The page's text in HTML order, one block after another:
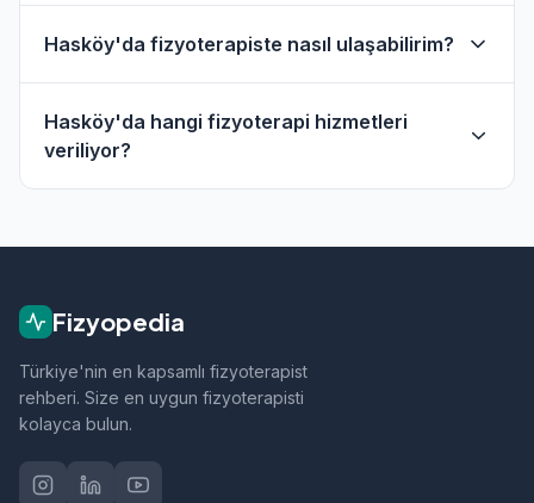
hizmeti sunan fizyoterapistler bulunmaktadır.
Evde hizmet filtresini kullanarak bu
fizyoterapistleri bulabilirsiniz.
Hasköy'da fizyoterapiste nasıl ulaşabilirim?
telefon veya WhatsApp ile doğrudan iletişime
geçebilirsiniz.
Hasköy'da hangi fizyoterapi hizmetleri
veriliyor?
Fizyopedia
Türkiye'nin en kapsamlı fizyoterapist
rehberi. Size en uygun fizyoterapisti
kolayca bulun.